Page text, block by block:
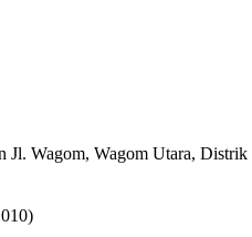
Wagom, Wagom Utara,